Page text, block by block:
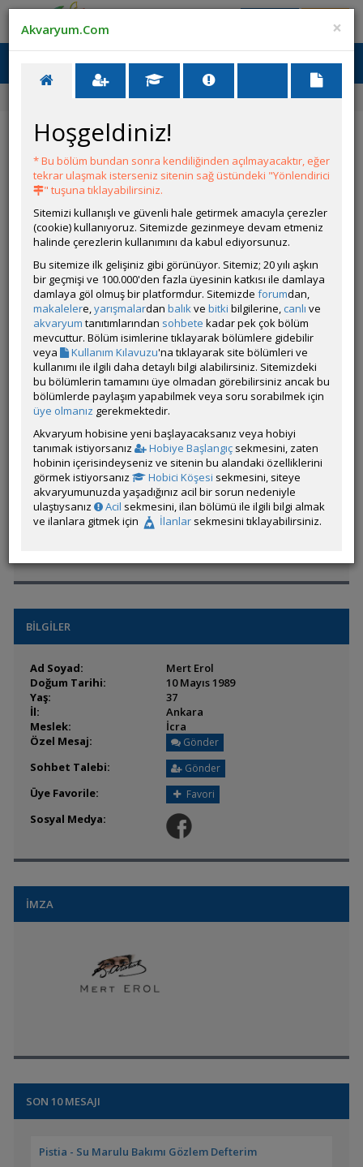
Ana Menü
Ana Sayfa
Forum Üye Profili
ÖZELLİKLER
Kullanıcı Adı:
Nefer
Kullanıcı Grubu:
Forum Özel Üyesi
Kullanıcı Başlığı:
Geri Bildirimleri:
58 adet mevcut.
Aldığı Beğeni:
2079
Hesap Durumu:
Aktif
Durumu:
Çevrim Dışı
Üyelik Tarihi:
02 Eylül 2013 15:09
Son Ziyaret:
16 Mayıs 2026 21:05
Toplam Mesaj:
3824 [0.81 Gün Ortalaması]
Paylaşım Sayisı:
0 (Son 6 Ay)
İlan Sayisı:
Üyenin Mesaj ve İlanlarını Gör
Üyenin Açtığı Konuları Gör
BİLGİLER
Ad Soyad:
Mert Erol
Doğum Tarihi:
10 Mayıs 1989
Yaş:
37
İl:
Ankara
Meslek:
İcra
Özel Mesaj:
Gönder
Sohbet Talebi: Gönder
Üye Favorile: Favori
Sosyal Medya:
İMZA
SON 10 MESAJI
Pistia - Su Marulu Bakımı Gözlem Defterim
×
Akvaryum.Com
Hoşgeldiniz!
* Bu bölüm bundan sonra kendiliğinden açılmayacaktır, eğer
tekrar ulaşmak isterseniz sitenin sağ üstündeki "Yönlendirici
" tuşuna tıklayabilirsiniz.
Sitemizi kullanışlı ve güvenli hale getirmek amacıyla çerezler
(cookie) kullanıyoruz. Sitemizde gezinmeye devam etmeniz
halinde çerezlerin kullanımını da kabul ediyorsunuz.
Bu sitemize ilk gelişiniz gibi görünüyor. Sitemiz; 20 yılı aşkın
bir geçmişi ve 100.000'den fazla üyesinin katkısı ile damlaya
damlaya göl olmuş bir platformdur. Sitemizde forumdan,
makalelere,yarışmalardan balıkve bitki bilgilerine, canlı ve
akvaryum tanıtımlarından sohbete kadar pek çok bölüm
mevcuttur. Bölüm isimlerine tıklayarak bölümlere gidebilir
veya
Kullanım Kılavuzu'na tıklayarak site bölümleri ve
kullanımı ile ilgili daha detaylı bilgi alabilirsiniz. Sitemizdeki
bu bölümlerin tamamını üye olmadan görebilirsiniz ancak bu
bölümlerde paylaşım yapabilmek veya soru sorabilmek için
üye olmanız gerekmektedir.
Akvaryum hobisine yeni başlayacaksanız veya hobiyi
tanımak istiyorsanız
Hobiye Başlangıç sekmesini, zaten
hobinin içerisindeyseniz ve sitenin bu alandaki özelliklerini
görmek istiyorsanız
Hobici Köşesi sekmesini, siteye
akvaryumunuzda yaşadığınız acil bir sorun nedeniyle
ulaştıysanız
Acil sekmesini, ilan bölümü ile ilgili bilgi almak
ve ilanlara gitmek için
İlanlar sekmesini tıklayabilirsiniz.